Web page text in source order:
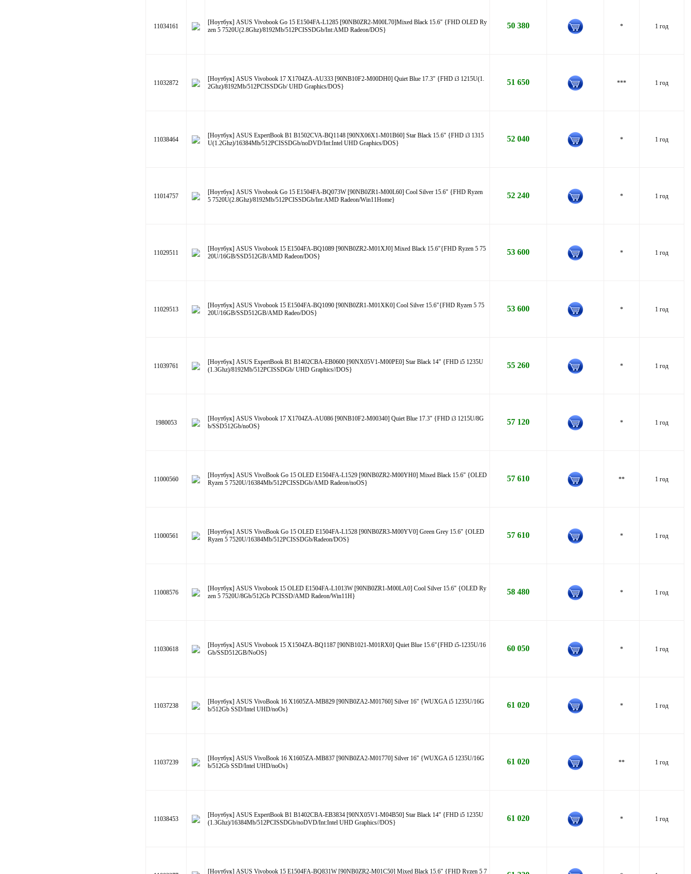
11034161
[Ноутбук] ASUS Vivobook Go 15 E1504FA-L1285 [90NB0ZR2-M00L70]Mixed Black 15.6" {FHD OLED Ry
zen 5 7520U(2.8Ghz)/8192Mb/512PCISSDGb/Int:AMD Radeon/DOS}
50 380 * 1 год
11032872
[Ноутбук] ASUS Vivobook 17 X1704ZA-AU333 [90NB10F2-M00DH0] Quiet Blue 17.3" {FHD i3 1215U(1.
2Ghz)/8192Mb/512PCISSDGb/ UHD Graphics/DOS}
51 650 *** 1 год
11038464
[Ноутбук] ASUS ExpertBook B1 B1502CVA-BQ1148 [90NX06X1-M01B60] Star Black 15.6" {FHD i3 1315
U(1.2Ghz)/16384Mb/512PCISSDGb/noDVD/Int:Intel UHD Graphics/DOS}
52 040 * 1 год
11014757
[Ноутбук] ASUS Vivobook Go 15 E1504FA-BQ073W [90NB0ZR1-M00L60] Cool Silver 15.6" {FHD Ryzen
5 7520U(2.8Ghz)/8192Mb/512PCISSDGb/Int:AMD Radeon/Win11Home}
52 240 * 1 год
11029511
[Ноутбук] ASUS Vivobook 15 E1504FA-BQ1089 [90NB0ZR2-M01XJ0] Mixed Black 15.6"{FHD Ryzen 5 75
20U/16GB/SSD512GB/AMD Radeon/DOS}
53 600 * 1 год
11029513
[Ноутбук] ASUS Vivobook 15 E1504FA-BQ1090 [90NB0ZR1-M01XK0] Cool Silver 15.6"{FHD Ryzen 5 75
20U/16GB/SSD512GB/AMD Radeo/DOS}
53 600 * 1 год
11039761
[Ноутбук] ASUS ExpertBook B1 B1402CBA-EB0600 [90NX05V1-M00PE0] Star Black 14" {FHD i5 1235U
(1.3Ghz)/8192Mb/512PCISSDGb/ UHD Graphics//DOS}
55 260 * 1 год
1980053
[Ноутбук] ASUS Vivobook 17 X1704ZA-AU086 [90NB10F2-M00340] Quiet Blue 17.3" {FHD i3 1215U/8G
b/SSD512Gb/noOS}
57 120 * 1 год
11000560
[Ноутбук] ASUS VivoBook Go 15 OLED E1504FA-L1529 [90NB0ZR2-M00YH0] Mixed Black 15.6" {OLED
Ryzen 5 7520U/16384Mb/512PCISSDGb/AMD Radeon/noOS}
57 610 ** 1 год
11000561
[Ноутбук] ASUS VivoBook Go 15 OLED E1504FA-L1528 [90NB0ZR3-M00YV0] Green Grey 15.6" {OLED
Ryzen 5 7520U/16384Mb/512PCISSDGb/Radeon/DOS}
57 610 * 1 год
11008576
[Ноутбук] ASUS Vivobook 15 OLED E1504FA-L1013W [90NB0ZR1-M00LA0] Cool Silver 15.6" {OLED Ry
zen 5 7520U/8Gb/512Gb PCISSD/AMD Radeon/Win11H}
58 480 * 1 год
11030618
[Ноутбук] ASUS Vivobook 15 X1504ZA-BQ1187 [90NB1021-M01RX0] Quiet Blue 15.6"{FHD i5-1235U/16
Gb/SSD512GB/NoOS}
60 050 * 1 год
11037238
[Ноутбук] ASUS VivoBook 16 X1605ZA-MB829 [90NB0ZA2-M01760] Silver 16" {WUXGA i5 1235U/16G
b/512Gb SSD/Intel UHD/noOs}
61 020 * 1 год
11037239
[Ноутбук] ASUS VivoBook 16 X1605ZA-MB837 [90NB0ZA2-M01770] Silver 16" {WUXGA i5 1235U/16G
b/512Gb SSD/Intel UHD/noOs}
61 020 ** 1 год
11038453
[Ноутбук] ASUS ExpertBook B1 B1402CBA-EB3834 [90NX05V1-M04B50] Star Black 14" {FHD i5 1235U
(1.3Ghz)/16384Mb/512PCISSDGb/noDVD/Int:Intel UHD Graphics//DOS}
61 020 * 1 год
[Ноутбук] ASUS Vivobook 15 E1504FA-BQ831W [90NB0ZR2-M01C50] Mixed Black 15.6" {FHD Ryzen 5 7